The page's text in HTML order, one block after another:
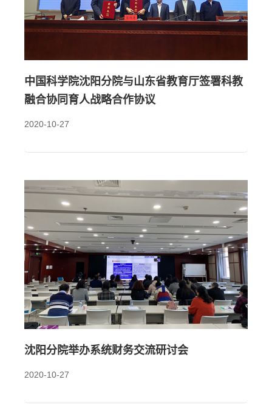
中国科学院沈阳分院与山东省教育厅签署科教
融合协同育人战略合作协议
2020-10-27
沈阳分院举办系统财务交流研讨会
2020-10-27